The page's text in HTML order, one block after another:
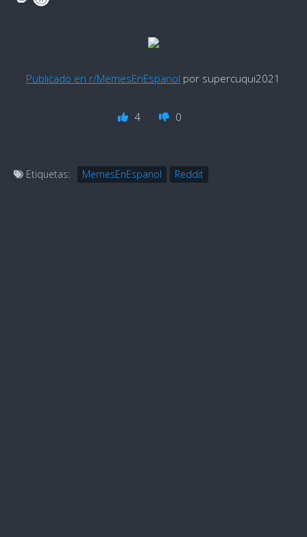
Publicado en r/MemesEnEspanol por supercuqui2021
4 0
Etiquetas: MemesEnEspanol Reddit